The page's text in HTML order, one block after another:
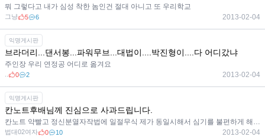
뭐 그렇다고 내가 심성 착한 놈인건 절대 아니고 또 우리학교
그냥 5 6 2013-02-04
익명게시판
브라더리...댄서봉...파워무브...대법이....박진형이....다 어디갔냐
주인장 우리 연정공 어디로 옮겨요
0 2 2013-02-04
익명게시판
칸노트후배님께 진심으로 사과드립니다.
칸노트 약빨고 정신분열자작법에 일절무식 제가 동일시해서 심기를 불편하게 해드린 점 죄송합니다
법대02여자 0 10 2013-02-04